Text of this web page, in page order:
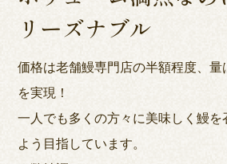
リーズナブル
価格は老舗鰻専門店の半額程度、
を実現！
一人でも多くの方々に美味しく鰻を
よう目指しています。